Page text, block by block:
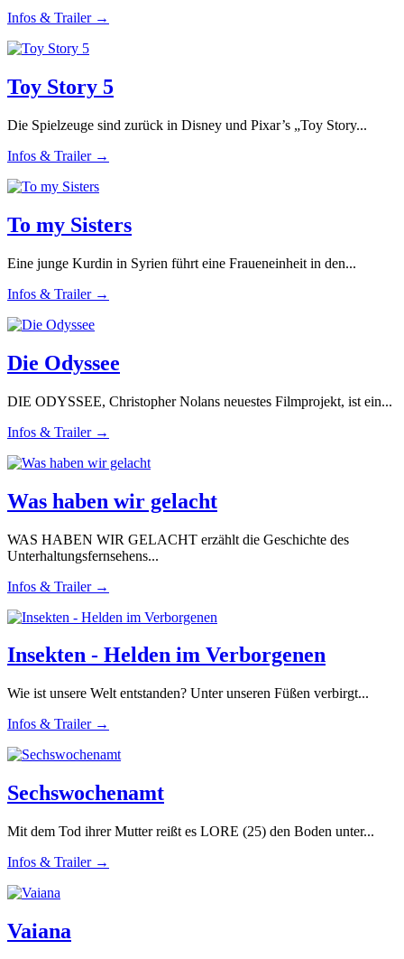
Infos & Trailer →
Toy Story 5
Die Spielzeuge sind zurück in Disney und Pixar’s „Toy Story...
Infos & Trailer →
To my Sisters
Eine junge Kurdin in Syrien führt eine Fraueneinheit in den...
Infos & Trailer →
Die Odyssee
DIE ODYSSEE, Christopher Nolans neuestes Filmprojekt, ist ein...
Infos & Trailer →
Was haben wir gelacht
WAS HABEN WIR GELACHT erzählt die Geschichte des
Unterhaltungsfernsehens...
Infos & Trailer →
Insekten - Helden im Verborgenen
Wie ist unsere Welt entstanden? Unter unseren Füßen verbirgt...
Infos & Trailer →
Sechswochenamt
Mit dem Tod ihrer Mutter reißt es LORE (25) den Boden unter...
Infos & Trailer →
Vaiana